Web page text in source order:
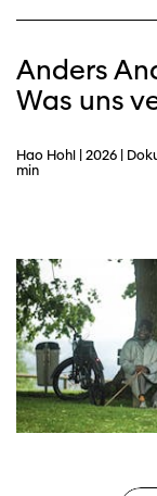
Anders
Was uns
Hao Hohl | 2026 |
min